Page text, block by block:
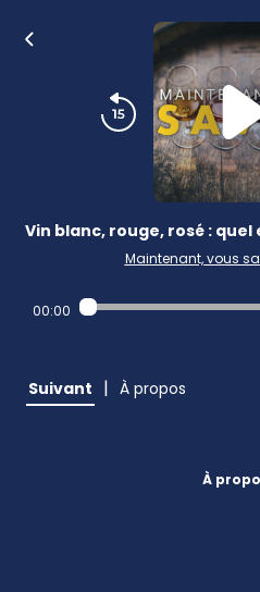
Vin blanc, rouge, rosé :
Maintenant, vous
00:00
Suivant | À propos
À